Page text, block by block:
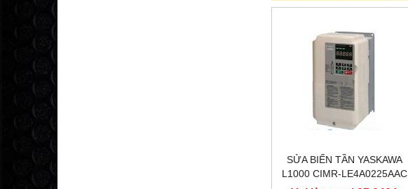
SỬA BIẾN TẦN YASKAWA
L1000 CIMR-LE4A0225AAC